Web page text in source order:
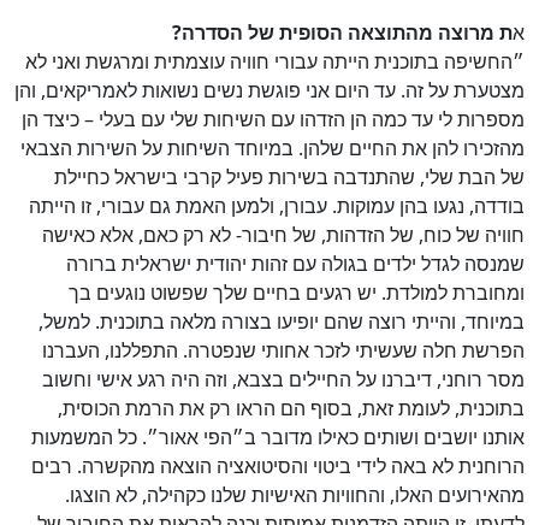
את מרוצה מהתוצאה הסופית של הסדרה?
״החשיפה בתוכנית הייתה עבורי חוויה עוצמתית ומרגשת ואני לא
מצטערת על זה. עד היום אני פוגשת נשים נשואות לאמריקאים, והן
מספרות לי עד כמה הן הזדהו עם השיחות שלי עם בעלי – כיצד הן
מהזכירו להן את החיים שלהן. במיוחד השיחות על השירות הצבאי
של הבת שלי, שהתנדבה בשירות פעיל קרבי בישראל כחיילת
בודדה, נגעו בהן עמוקות. עבורן, ולמען האמת גם עבורי, זו הייתה
חוויה של כוח, של הזדהות, של חיבור- לא רק כאם, אלא כאישה
שמנסה לגדל ילדים בגולה עם זהות יהודית ישראלית ברורה
ומחוברת למולדת. יש רגעים בחיים שלך שפשוט נוגעים בך
במיוחד, והייתי רוצה שהם יופיעו בצורה מלאה בתוכנית. למשל,
הפרשת חלה שעשיתי לזכר אחותי שנפטרה. התפללנו, העברנו
מסר רוחני, דיברנו על החיילים בצבא, וזה היה רגע אישי וחשוב
בתוכנית, לעומת זאת, בסוף הם הראו רק את הרמת הכוסית,
אותנו יושבים ושותים כאילו מדובר ב״הפי אאור״. כל המשמעות
הרוחנית לא באה לידי ביטוי והסיטואציה הוצאה מהקשרה. רבים
מהאירועים האלו, והחוויות האישיות שלנו כקהילה, לא הוצגו.